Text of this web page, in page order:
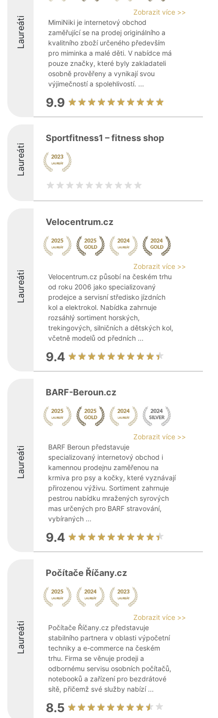
Laureáti
Zobrazit více >>
MimiNiki je internetový obchod
zaměřující se na prodej originálního a
kvalitního zboží určeného především
pro miminka a malé děti. V nabídce má
pouze značky, které byly zakladateli
osobně prověřeny a vynikají svou
výjimečností a spolehlivostí. ...
9.9
Laureáti
Sportfitness1 – fitness shop
Laureáti
Velocentrum.cz
Zobrazit více >>
Velocentrum.cz působí na českém trhu
od roku 2006 jako specializovaný
prodejce a servisní středisko jízdních
kol a elektrokol. Nabídka zahrnuje
rozsáhlý sortiment horských,
trekingových, silničních a dětských kol,
včetně modelů od předních ...
9.4
Laureáti
BARF-Beroun.cz
Zobrazit více >>
BARF Beroun představuje
specializovaný internetový obchod i
kamennou prodejnu zaměřenou na
krmiva pro psy a kočky, které vyznávají
přirozenou výživu. Sortiment zahrnuje
pestrou nabídku mražených syrových
mas určených pro BARF stravování,
vybíraných ...
9.4
Laureáti
Počítače Říčany.cz
Zobrazit více >>
Počítače Říčany.cz představuje
stabilního partnera v oblasti výpočetní
techniky a e-commerce na českém
trhu. Firma se věnuje prodeji a
odbornému servisu osobních počítačů,
notebooků a zařízení pro bezdrátové
sítě, přičemž své služby nabízí ...
8.5